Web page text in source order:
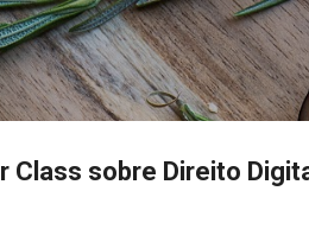
o conteúdo principal
Class sobre Direito